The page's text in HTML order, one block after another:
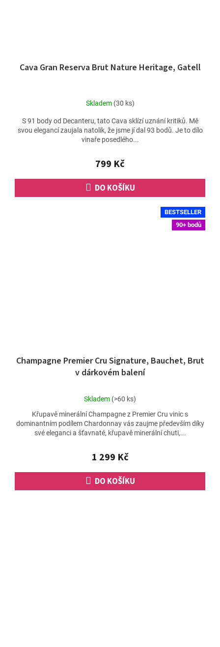
Cava Gran Reserva Brut Nature Heritage, Gatell
Skladem (30 ks)
799 Kč
DO KOŠÍKU
S 91 body od Decanteru, tato Cava sklízí uznání kritiků. Mě
svou elegancí zaujala natolik, že jsme jí dal 93 bodů. Je to dílo
vinaře posedlého...
BESTSELLER
90+ bodů
Champagne Premier Cru Signature, Bauchet, Brut
v dárkovém balení
Průměrné
produktu
je
4,6
5
hvězdiček.
Skladem (>60 ks)
1 299 Kč
DO KOŠÍKU
Křupavě minerální Champagne z Premier Cru vinic s
dominantním podílem Chardonnay vás zaujme především díky
své eleganci a šťavnaté, křupavě minerální chuti,...